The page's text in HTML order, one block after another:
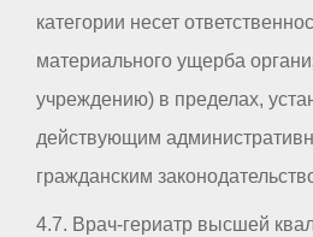
категории несет
материального ущерба
учреждению) в пределах,
действующим
гражданским
4.7. Врач-гериатр высшей